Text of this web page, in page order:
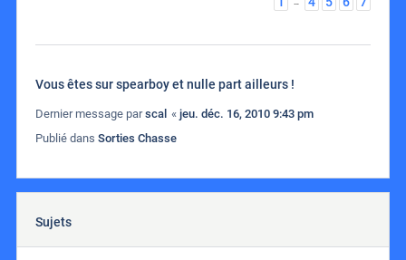
…
Vous êtes sur spearboy et nulle part ailleurs !
Dernier message parscal « jeu. déc. 16, 2010 9:43 pm
Publié dans Sorties Chasse
Sujets